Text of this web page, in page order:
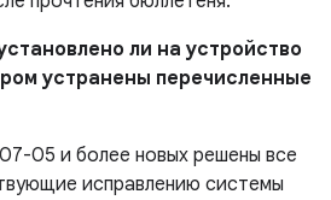
ли на устройство
устранены перечисленные
05 и более новых решены все
исправлению системы